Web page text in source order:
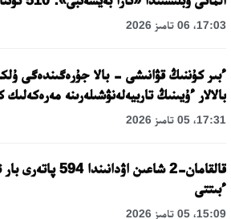
17:03، 06 تامىز 2026
ءبىر كۇننىڭ قۋانىشى - بالا جۇرەگىندەگى
بالالار ءۇيىنىڭ تاربيەلەنۋشىلەرىنە
17:31، 05 تامىز 2026
قالقامان-2 شاعىن
ءبىتتى
15:09، 05 تامىز 2026